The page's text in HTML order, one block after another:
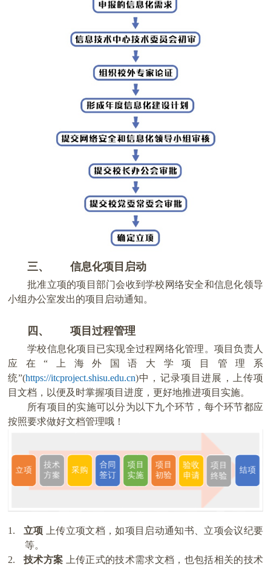
三、 信息化项目启动
批准立项的项目部门会收到学校网络安全和信息化领导
小组办公室发出的项目启动通知。
四、 项目过程管理
学校信息化项目已实现全过程网络化管理。项目负责人
应在“上海外国语大学项目管理系
统”(https://itcproject.shisu.edu.cn)中，记录项目进展，上传项
目文档，以便及时掌握项目进度，更好地推进项目实施。
所有项目的实施可以分为以下九个环节，每个环节都应
按照要求做好文档管理哦！
1. 立项 上传立项文档，如项目启动通知书、立项会议纪要
等。
2.
技术方案 上传正式的技术需求文档，也包括相关的技术